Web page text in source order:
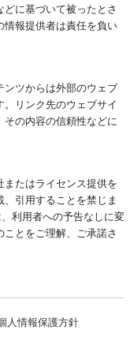
に基づいて被ったとさ
報提供者は責任を負い
ンツからは外部のウェブ
リンク先のウェブサイ
その内容の信頼性などに
たはライセンス提供を
引用することを禁じま
利用者への予告なしに変
とをご理解、ご承諾さ
人情報保護方針